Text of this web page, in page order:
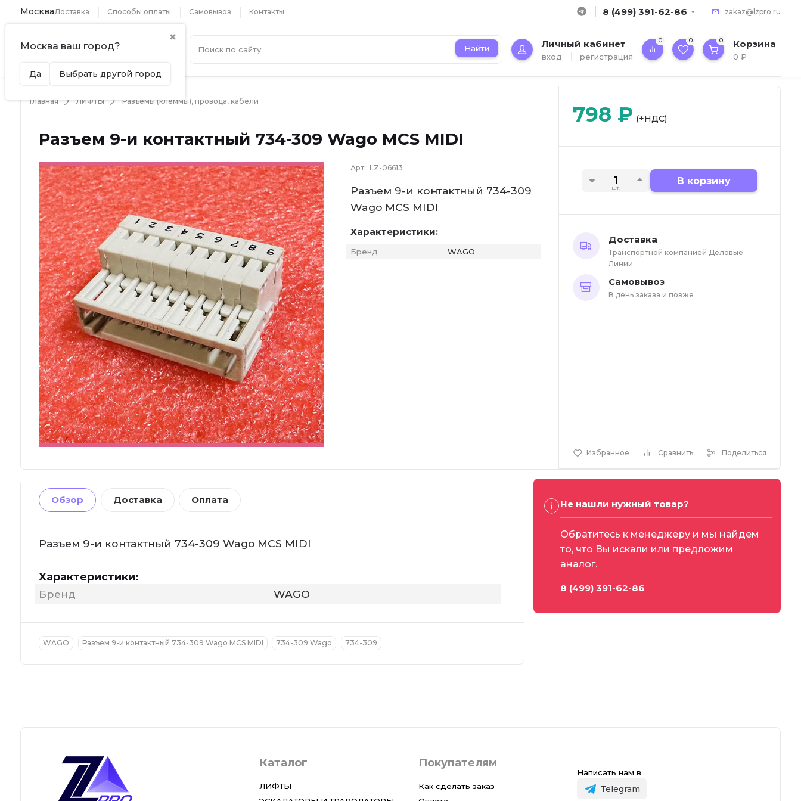
Москва
✖
Москва ваш город?
Да Выбрать другой город
Доставка Способы оплаты Самовывоз Контакты 8 (499) 391-62-86 zakaz@lzpro.ru
Найти Личный кабинет
вход регистрация
0 0 0 Корзина
0₽
Главная ЛИФТЫ Разъемы (клеммы), провода, кабели
Разъем 9-и контактный 734-309 Wago MCS MIDI
Арт.: LZ-06613
Разъем 9-и контактный 734-309
Wago MCS MIDI
Характеристики:
Бренд WAGO
Избранное Сравнить Поделиться
798 ₽ (+НДС)
шт.
В корзину
Доставка
Транспортной компанией Деловые
Линии
Самовывоз
В день заказа и позже
Обзор Доставка Оплата
Разъем 9-и контактный 734-309 Wago MCS MIDI
Характеристики:
Бренд WAGO
WAGO Разъем 9-и контактный 734-309 Wago MCS MIDI 734-309 Wago 734-309
Не нашли нужный товар?
Обратитесь к менеджеру и мы найдем
то, что Вы искали или предложим
аналог.
8 (499) 391-62-86
Каталог
ЛИФТЫ
Покупателям
Как сделать заказ
Написать нам в
Telegram